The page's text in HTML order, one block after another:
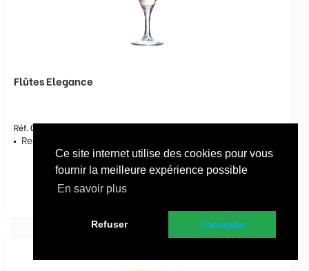
Ce site internet utilise des cookies pour vous
fournir la meilleure expérience possible
En savoir plus
Refuser J'accepte
Flûtes Elegance
Réf. 00A682
Regroupement de 3 produits